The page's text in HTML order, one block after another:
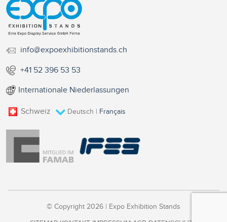
info@expoexhibitionstands.ch
+41 52 396 53 53
Internationale Niederlassungen
Schweiz Deutsch | Français
© Copyright 2026 | Expo Exhibition Stands